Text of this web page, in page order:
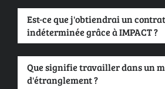
Est-ce que j'obtiendrai un
indéterminée grâce à IMPACT ?
Que signifie travailler dans un
d'étranglement ?